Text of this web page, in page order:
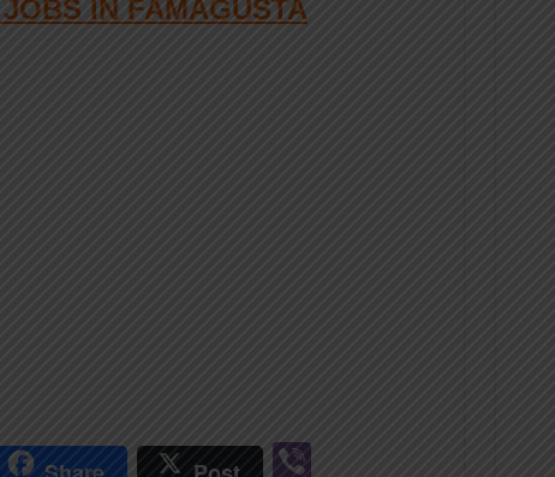
IN FAMAGUSTA